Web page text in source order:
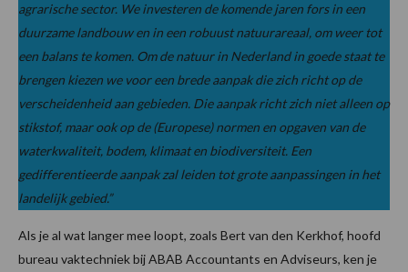
agrarische sector. We investeren de komende jaren fors in een
duurzame landbouw en in een robuust natuurareaal, om weer tot
een balans te komen. Om de natuur in Nederland in goede staat te
brengen kiezen we voor een brede aanpak die zich richt op de
verscheidenheid aan gebieden. Die aanpak richt zich niet alleen op
stikstof, maar ook op de (Europese) normen en opgaven van de
waterkwaliteit, bodem, klimaat en biodiversiteit. Een
gedifferentieerde aanpak zal leiden tot grote aanpassingen in het
landelijk gebied.”
Als je al wat langer mee loopt, zoals Bert van den Kerkhof, hoofd
bureau vaktechniek bij ABAB Accountants en Adviseurs, ken je